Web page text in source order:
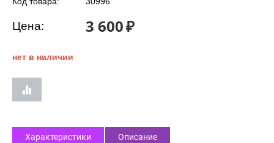
Цена: 3 600₽
нет в наличии
Характеристики Описание